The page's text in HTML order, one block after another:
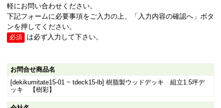
軽にお問い合わせください。
下記フォームに必要事項をご入力の上、「入力内容の確認へ」ボタ
ンを押してください。
必須 は必ず入力して下さい。
お問合せ商品名
[dekikumitate15-01 ~ tdeck15-lb] 樹脂製ウッドデッキ 組立1.5坪デ
ッキ 【樹彩】